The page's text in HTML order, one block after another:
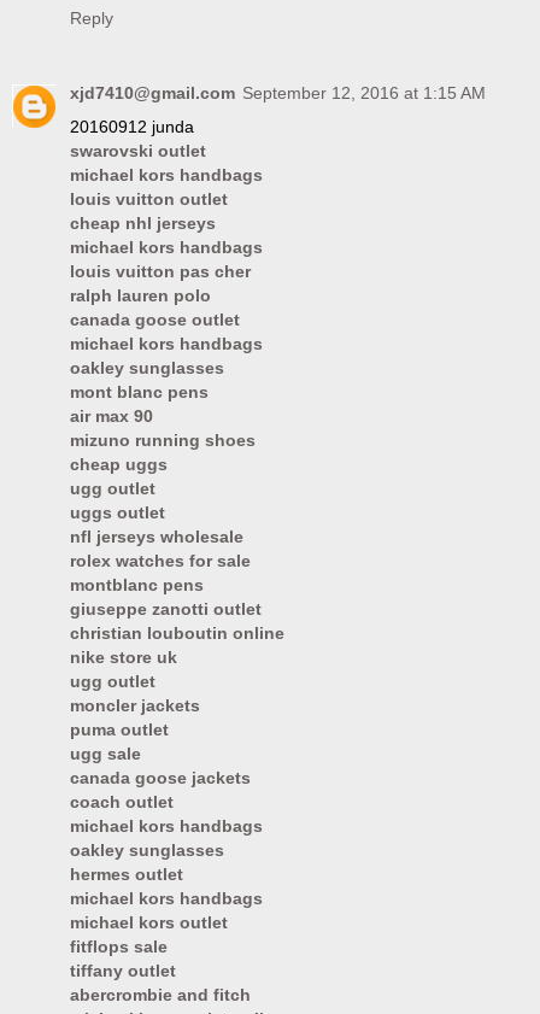
Reply
xjd7410@gmail.com September 12, 2016 at 1:15 AM
20160912 junda
swarovski outlet
michael kors handbags
louis vuitton outlet
cheap nhl jerseys
michael kors handbags
louis vuitton pas cher
ralph lauren polo
canada goose outlet
michael kors handbags
oakley sunglasses
mont blanc pens
air max 90
mizuno running shoes
cheap uggs
ugg outlet
uggs outlet
nfl jerseys wholesale
rolex watches for sale
montblanc pens
giuseppe zanotti outlet
christian louboutin online
nike store uk
ugg outlet
moncler jackets
puma outlet
ugg sale
canada goose jackets
coach outlet
michael kors handbags
oakley sunglasses
hermes outlet
michael kors handbags
michael kors outlet
fitflops sale
tiffany outlet
abercrombie and fitch